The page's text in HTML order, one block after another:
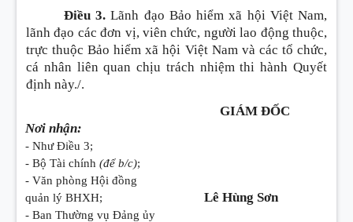
Điều 3. Lãnh đạo Bảo hiểm xã hội Việt Nam,
lãnh đạo các đơn vị, viên chức, người lao động thuộc,
trực thuộc Bảo hiểm xã hội Việt Nam và các tổ chức,
cá nhân liên quan chịu trách nhiệm thi hành Quyết
định này./.
Nơi nhận:
- Như Điều 3;
- Bộ Tài chính (để b/c);
- Văn phòng Hội đồng
quản lý BHXH;
- Ban Thường vụ Đảng ủy
GIÁM ĐỐC
Lê Hùng Sơn